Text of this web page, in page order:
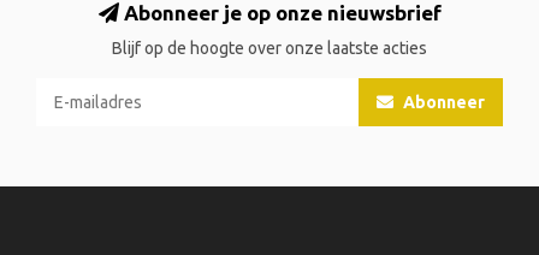
Abonneer je op onze nieuwsbrief
Blijf op de hoogte over onze laatste acties
Abonneer